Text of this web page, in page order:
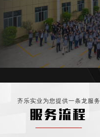
齐乐实业为您提供一条龙服务
服务流程